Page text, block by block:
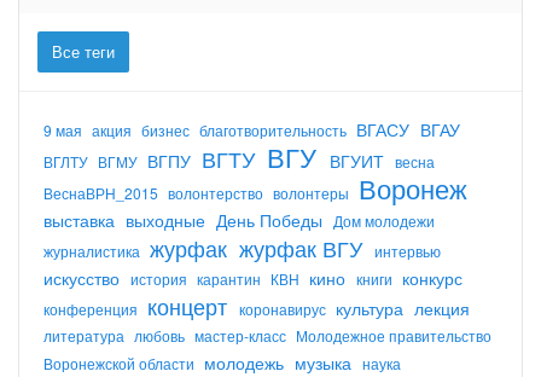
Все теги
9 мая акция бизнес благотворительность ВГАСУ ВГАУ
ВГЛТУ ВГМУ ВГПУ ВГТУ ВГУ ВГУИТ весна
ВеснаВРН_2015 волонтерство волонтеры Воронеж
выставка выходные День Победы
Дом молодежи
журналистика журфак журфак ВГУ интервью
искусство история карантин КВН кино книги конкурс
конференция концерт коронавирус культура лекция
литература любовь мастер-класс Молодежное правительство
Воронежской области молодежь музыка наука